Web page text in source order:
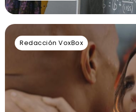
Redacción VoxBox